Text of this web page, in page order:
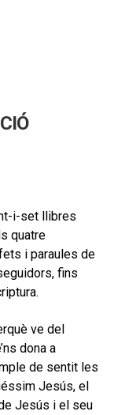
i-set llibres
quatre
i paraules de
fins
ve del
dona a
de sentit les
Jesús, el
Jesús i el seu